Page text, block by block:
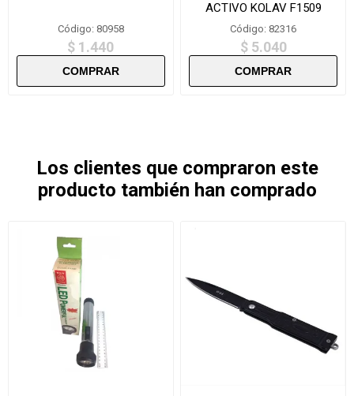
Código: 80958
$ 1.440
ACTIVO KOLAV F1509
Código: 82316
$ 5.040
Los clientes que compraron este
producto también han comprado